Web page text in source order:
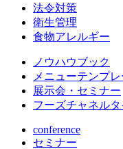
法令対策
衛生管理
食物アレルギー
ノウハウブック
メニューテンプレ
展示会・セミナー
フーズチャネル
conference
セミナー